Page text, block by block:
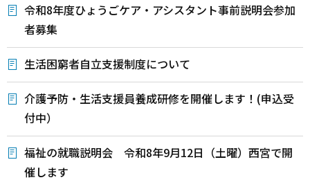
令和8年度ひょうごケア・アシスタント事前説明会参加
者募集
生活困窮者自立支援制度について
介護予防・生活支援員養成研修を開催します！(申込受
付中）
福祉の就職説明会 令和8年9月12日（土曜）西宮で開
催します